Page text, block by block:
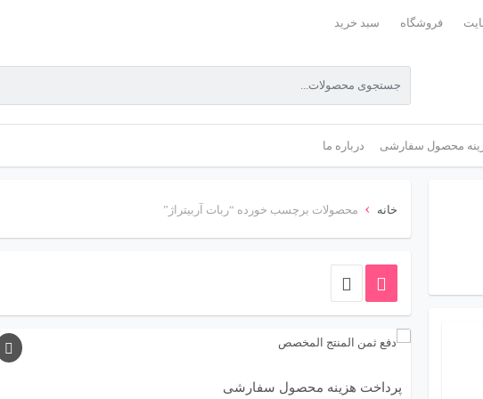
فروشگاه سبد خرید
محصول سفارشی درباره ما
خانه › محصولات برچسب خورده “ربات آربیتراژ”
پرداخت هزینه محصول سفارشی